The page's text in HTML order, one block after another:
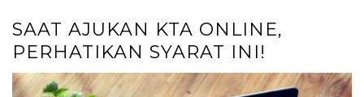
SAAT AJUKAN KTA ONLINE,
PERHATIKAN SYARAT INI!